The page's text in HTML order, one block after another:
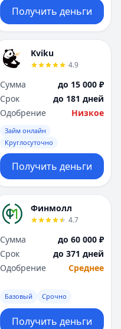
Получить деньги
Kviku
4.9
Сумма
до 15 000 ₽
Срок
до 181 дней
Одобрение
Низкое
Займ онлайн
Круглосуточно
Получить деньги
Финмолл
4.7
Сумма
до 60 000 ₽
Срок
до 371 дней
Одобрение
Среднее
Базовый Срочно
Получить деньги